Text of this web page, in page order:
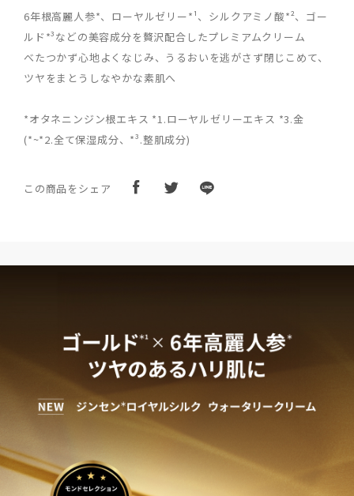
6年根高麗人参*、ローヤルゼリー*¹、シルクアミノ酸*²、ゴー
ルド*³などの美容成分を贅沢配合したプレミアムクリーム
べたつかず心地よくなじみ、うるおいを逃がさず閉じこめて、
ツヤをまとうしなやかな素肌へ
*オタネニンジン根エキス *1.ローヤルゼリーエキス *3.金
(*~*2.全て保湿成分、*³.整肌成分)
この商品をシェア